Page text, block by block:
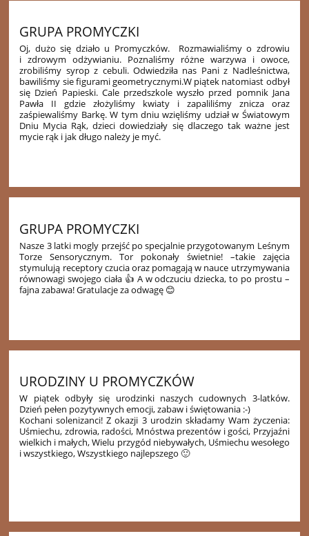
GRUPA PROMYCZKI
Oj, dużo się działo u Promyczków.
Rozmawialiśmy o zdrowiu
i zdrowym odżywianiu. Poznaliśmy różne warzywa i owoce,
zrobiliśmy syrop z cebuli. Odwiedziła nas Pani z Nadleśnictwa,
bawiliśmy sie figurami geometrycznymi.W piątek natomiast odbył
się Dzień Papieski. Cale przedszkole wyszło przed pomnik Jana
Pawła II gdzie złożyliśmy kwiaty i zapaliliśmy znicza oraz
zaśpiewaliśmy Barkę. W tym dniu wzięliśmy udział w Światowym
Dniu Mycia Rąk, dzieci dowiedziały się dlaczego tak ważne jest
mycie rąk i jak długo należy je myć.
GRUPA PROMYCZKI
Nasze 3 latki mogly przejść po specjalnie przygotowanym Leśnym
Torze Sensorycznym. Tor pokonały świetnie! –takie zajęcia
stymulują receptory czucia oraz pomagają w nauce utrzymywania
równowagi swojego ciała 👍 A w odczuciu dziecka, to po prostu –
fajna zabawa! Gratulacje za odwagę 😊
URODZINY U PROMYCZKÓW
W piątek odbyły się urodzinki naszych cudownych 3-latków.
Dzień pełen pozytywnych emocji, zabaw i świętowania :-)
Kochani solenizanci! Z okazji 3 urodzin składamy Wam życzenia:
Uśmiechu, zdrowia, radości, Mnóstwa prezentów i gości, Przyjaźni
wielkich i małych, Wielu przygód niebywałych, Uśmiechu wesołego
i wszystkiego, Wszystkiego najlepszego 🙂